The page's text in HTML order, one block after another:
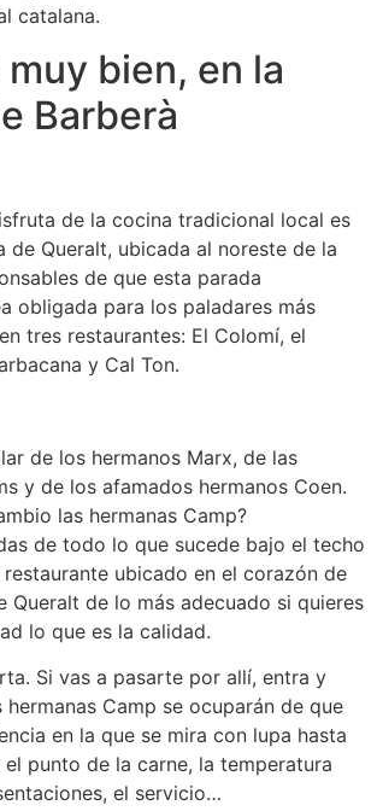
catalana.
bien, en la
Barberà
de la cocina tradicional local es
de Queralt, ubicada al noreste de la
de que esta parada
obligada para los paladares más
tres restaurantes: El Colomí, el
y Cal Ton.
de los hermanos Marx, de las
y de los afamados hermanos Coen.
las hermanas Camp?
de todo lo que sucede bajo el techo
ubicado en el corazón de
Queralt de lo más adecuado si quieres
lo que es la calidad.
Si vas a pasarte por allí, entra y
hermanas Camp se ocuparán de que
en la que se mira con lupa hasta
punto de la carne, la temperatura
el servicio…